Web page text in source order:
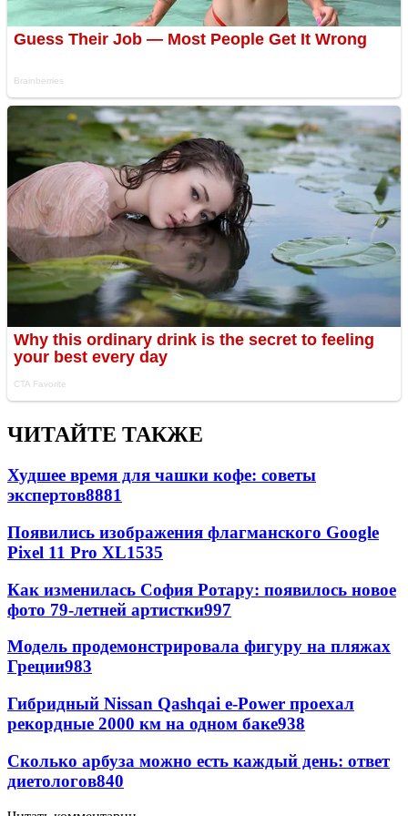
ЧИТАЙТЕ ТАКЖЕ
Худшее время для чашки кофе: советы
экспертов8881
Появились изображения флагманского Google
Pixel 11 Pro XL1535
Как изменилась София Ротару: появилось новое
фото 79-летней артистки997
Модель продемонстрировала фигуру на пляжах
Греции983
Гибридный Nissan Qashqai e-Power проехал
рекордные 2000 км на одном баке938
Сколько арбуза можно есть каждый день: ответ
диетологов840